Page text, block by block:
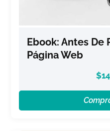
Ebook: Antes De
Página Web
$